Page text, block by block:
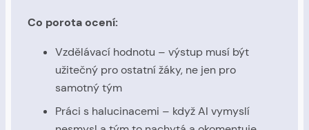
Co porota ocení:
Vzdělávací hodnotu – výstup musí být
užitečný pro ostatní žáky, ne jen pro
samotný tým
Práci s halucinacemi – když AI vymyslí